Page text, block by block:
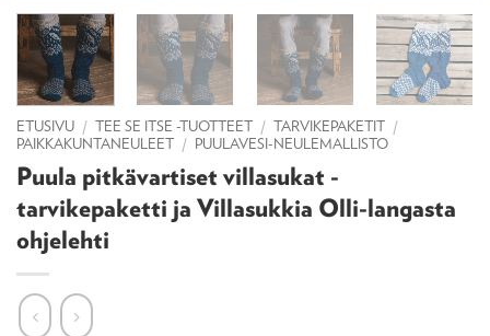
ETUSIVU / TEE SE ITSE -TUOTTEET / TARVIKEPAKETIT /
PAIKKAKUNTANEULEET / PUULAVESI-NEULEMALLISTO
Puula pitkävartiset villasukat -
tarvikepaketti ja Villasukkia Olli-langasta
ohjelehti